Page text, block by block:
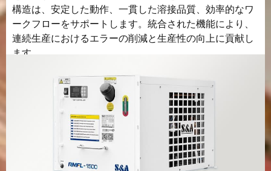
構造は、安定した動作、一貫した溶接品質、効率的なワ
ークフローをサポートします。統合された機能により、
連続生産におけるエラーの削減と生産性の向上に貢献し
ます。.